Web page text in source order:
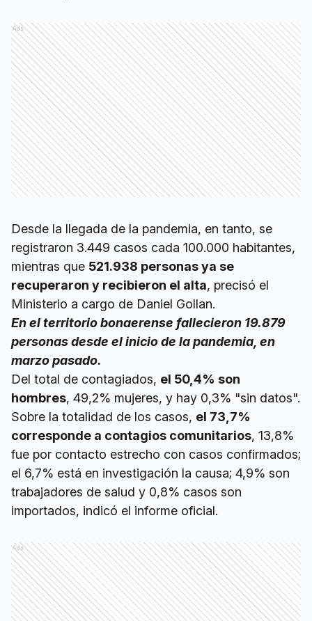
Ads
Desde la llegada de la pandemia, en tanto, se
registraron 3.449 casos cada 100.000 habitantes,
mientras que 521.938 personas ya se
recuperaron y recibieron el alta, precisó el
Ministerio a cargo de Daniel Gollan.
En el territorio bonaerense fallecieron 19.879
personas desde el inicio de la pandemia, en
marzo pasado.
Del total de contagiados, el 50,4% son
hombres, 49,2% mujeres, y hay 0,3% "sin datos".
Sobre la totalidad de los casos, el 73,7%
corresponde a contagios comunitarios, 13,8%
fue por contacto estrecho con casos confirmados;
el 6,7% está en investigación la causa; 4,9% son
trabajadores de salud y 0,8% casos son
importados, indicó el informe oficial.
Ads